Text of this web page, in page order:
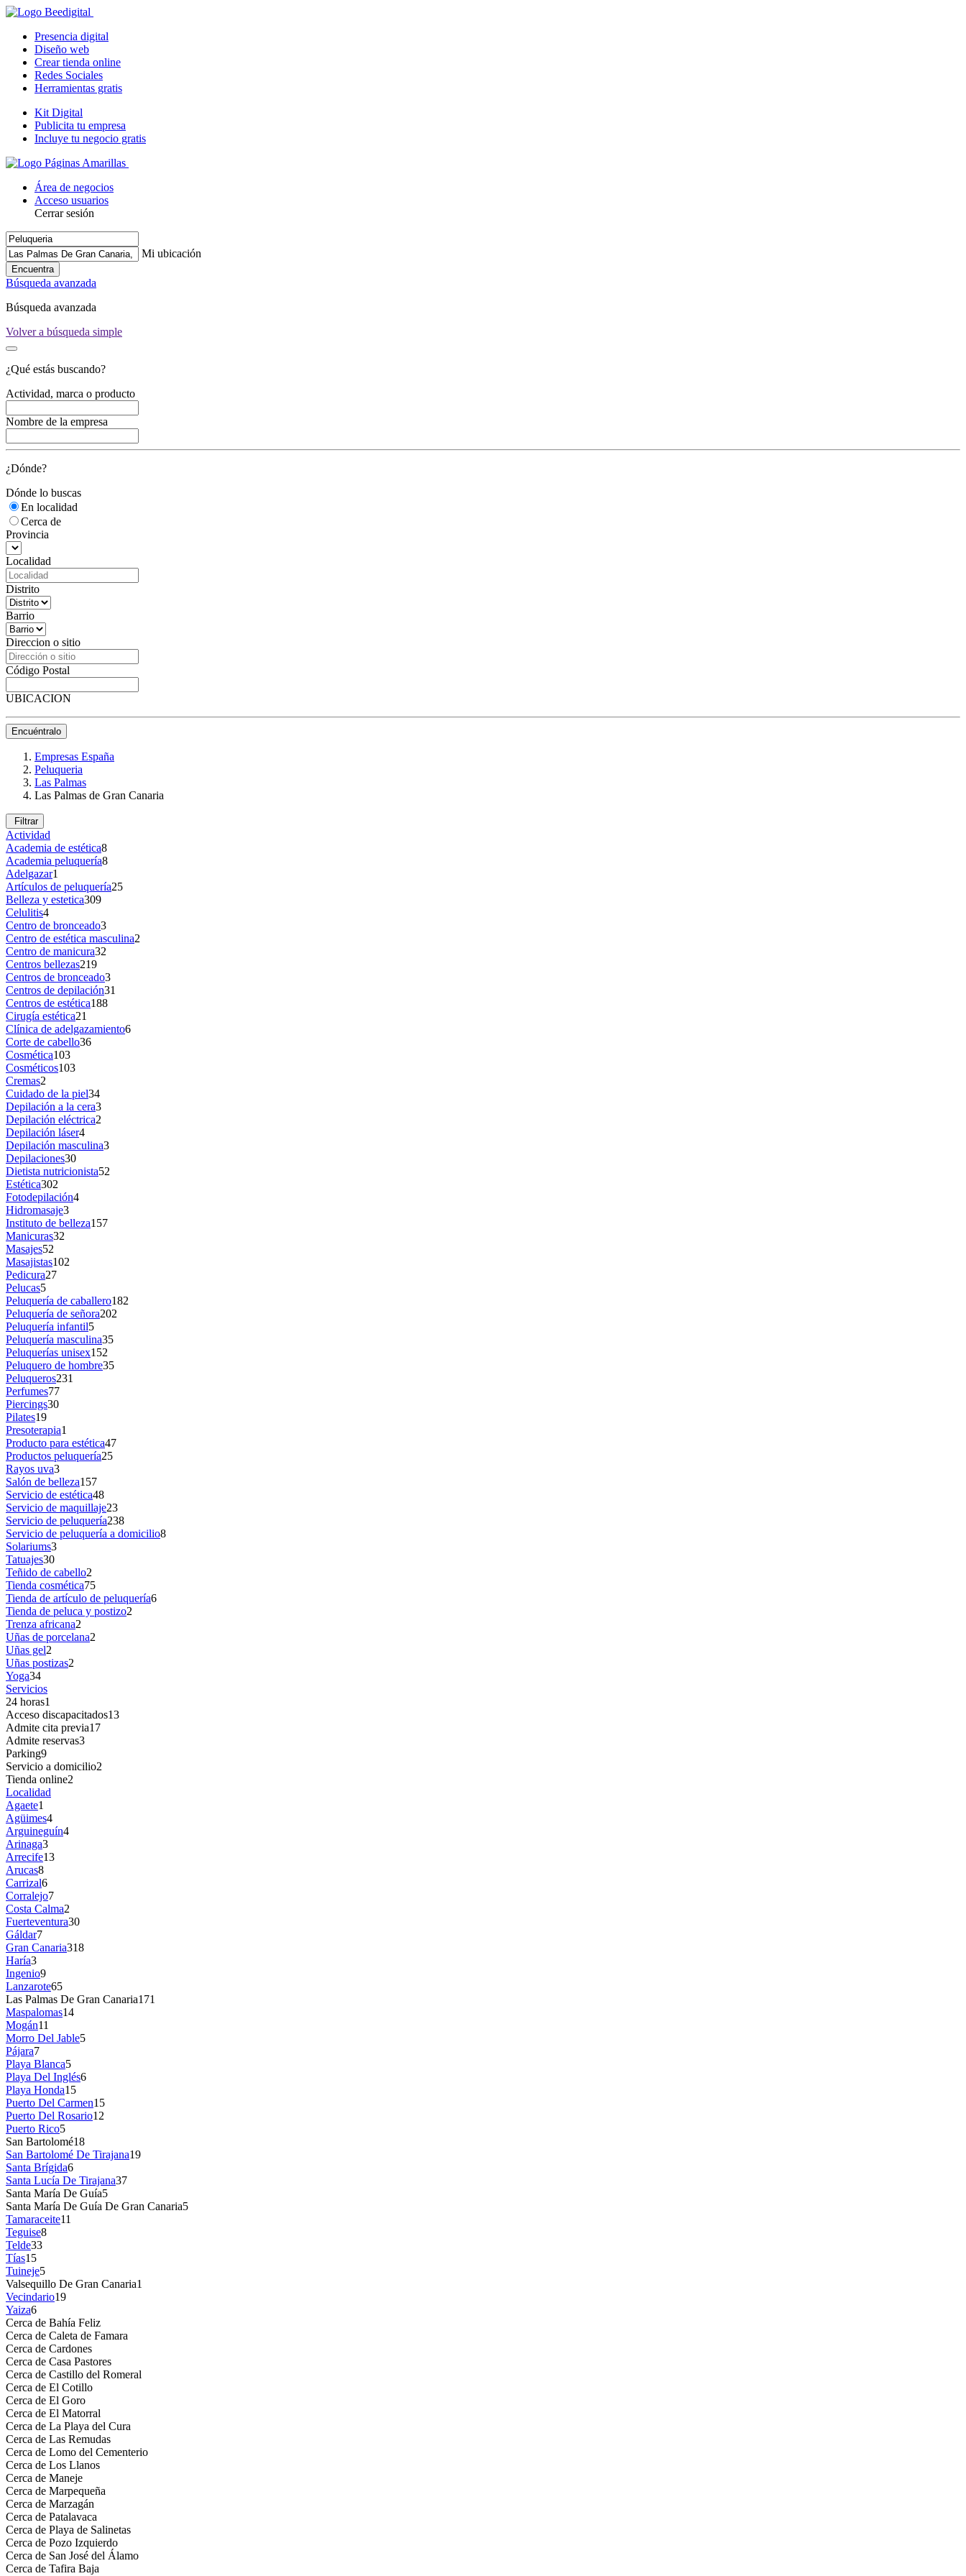
Presencia digital
Diseño web
Crear tienda online
Redes Sociales
Herramientas gratis
Kit Digital
Publicita tu empresa
Incluye tu negocio gratis
Área de negocios
Acceso usuarios
Cerrar sesión
Mi ubicación
Encuentra
Búsqueda avanzada
Búsqueda avanzada
Volver a búsqueda simple
¿Qué estás buscando?
Actividad, marca o producto
Nombre de la empresa
¿Dónde?
Dónde lo buscas
En localidad
Cerca de
Provincia
Localidad
Distrito
Barrio
Direccion o sitio
Código Postal
UBICACION
Encuéntralo
Empresas España
Peluqueria
Las Palmas
Las Palmas de Gran Canaria
Filtrar
Actividad
Academia de estética8
Academia peluquería8
Adelgazar1
Artículos de peluquería25
Belleza y estetica309
Celulitis4
Centro de bronceado3
Centro de estética masculina2
Centro de manicura32
Centros bellezas219
Centros de bronceado3
Centros de depilación31
Centros de estética188
Cirugía estética21
Clínica de adelgazamiento6
Corte de cabello36
Cosmética103
Cosméticos103
Cremas2
Cuidado de la piel34
Depilación a la cera3
Depilación eléctrica2
Depilación láser4
Depilación masculina3
Depilaciones30
Dietista nutricionista52
Estética302
Fotodepilación4
Hidromasaje3
Instituto de belleza157
Manicuras32
Masajes52
Masajistas102
Pedicura27
Pelucas5
Peluquería de caballero182
Peluquería de señora202
Peluquería infantil5
Peluquería masculina35
Peluquerías unisex152
Peluquero de hombre35
Peluqueros231
Perfumes77
Piercings30
Pilates19
Presoterapia1
Producto para estética47
Productos peluquería25
Rayos uva3
Salón de belleza157
Servicio de estética48
Servicio de maquillaje23
Servicio de peluquería238
Servicio de peluquería a domicilio8
Solariums3
Tatuajes30
Teñido de cabello2
Tienda cosmética75
Tienda de artículo de peluquería6
Tienda de peluca y postizo2
Trenza africana2
Uñas de porcelana2
Uñas gel2
Uñas postizas2
Yoga34
Servicios
24 horas1
Acceso discapacitados13
Admite cita previa17
Admite reservas3
Parking9
Servicio a domicilio2
Tienda online2
Localidad
Agaete1
Agüimes4
Arguineguín4
Arinaga3
Arrecife13
Arucas8
Carrizal6
Corralejo7
Costa Calma2
Fuerteventura30
Gáldar7
Gran Canaria318
Haría3
Ingenio9
Lanzarote65
Las Palmas De Gran Canaria171
Maspalomas14
Mogán11
Morro Del Jable5
Pájara7
Playa Blanca5
Playa Del Inglés6
Playa Honda15
Puerto Del Carmen15
Puerto Del Rosario12
Puerto Rico5
San Bartolomé18
San Bartolomé De Tirajana19
Santa Brígida6
Santa Lucía De Tirajana37
Santa María De Guía5
Santa María De Guía De Gran Canaria5
Tamaraceite11
Teguise8
Telde33
Tías15
Tuineje5
Valsequillo De Gran Canaria1
Vecindario19
Yaiza6
Cerca de Bahía Feliz
Cerca de Caleta de Famara
Cerca de Cardones
Cerca de Casa Pastores
Cerca de Castillo del Romeral
Cerca de El Cotillo
Cerca de El Goro
Cerca de El Matorral
Cerca de La Playa del Cura
Cerca de Las Remudas
Cerca de Lomo del Cementerio
Cerca de Los Llanos
Cerca de Maneje
Cerca de Marpequeña
Cerca de Marzagán
Cerca de Patalavaca
Cerca de Playa de Salinetas
Cerca de Pozo Izquierdo
Cerca de San José del Álamo
Cerca de Tafira Baja